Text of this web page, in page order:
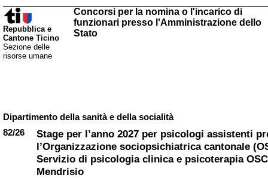
Repubblica e
Cantone Ticino
Sezione delle
risorse umane
Concorsi per la nomina o l'incarico di
funzionari presso l'Amministrazione dello
Stato
Dipartimento della sanità e della socialità
82/26
Stage per l’anno 2027 per psicologi assistenti
l’Organizzazione sociopsichiatrica cantonale
Servizio di psicologia clinica e psicoterapia
Mendrisio